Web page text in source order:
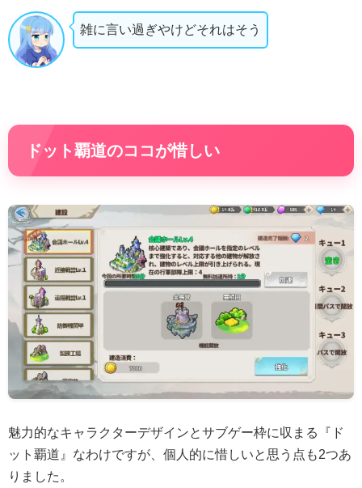
雑に言い過ぎやけどそれはそう
ドット覇道のココが惜しい
魅力的なキャラクターデザインとサブゲー枠に収まる『ド
ット覇道』なわけですが、個人的に惜しいと思う点も2つあ
りました。